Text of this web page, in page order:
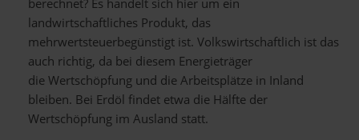
berechnet? Es handelt sich hier um ein
landwirtschaftliches Produkt, das
mehrwertsteuerbegünstigt ist. Volkswirtschaftlich ist das
auch richtig, da bei diesem Energieträger
die Wertschöpfung und die Arbeitsplätze in Inland
bleiben. Bei Erdöl findet etwa die Hälfte der
Wertschöpfung im Ausland statt.